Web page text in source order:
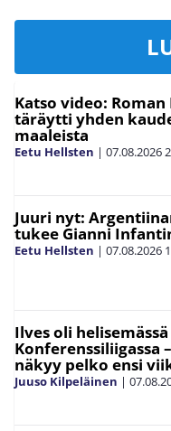
Katso video:
täräytti yhden
maaleista
Eetu Hellsten | 07.08.2026
Juuri nyt:
tukee Gianni
Eetu Hellsten | 07.08.2026
Ilves oli helisemässä
Konferenssiliigassa
näkyy pelko ensi
Juuso Kilpeläinen |